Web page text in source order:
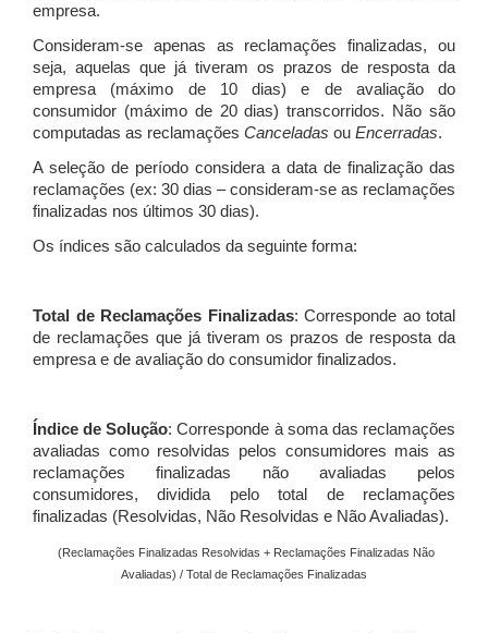
empresa.
Consideram-se apenas as reclamações finalizadas, ou
seja, aquelas que já tiveram os prazos de resposta da
empresa (máximo de 10 dias) e de avaliação do
consumidor (máximo de 20 dias) transcorridos. Não são
computadas as reclamações Canceladas ou Encerradas.
A seleção de período considera a data de finalização das
reclamações (ex: 30 dias – consideram-se as reclamações
finalizadas nos últimos 30 dias).
Os índices são calculados da seguinte forma:
Total de Reclamações Finalizadas: Corresponde ao total
de reclamações que já tiveram os prazos de resposta da
empresa e de avaliação do consumidor finalizados.
Índice de Solução: Corresponde à soma das reclamações
avaliadas como resolvidas pelos consumidores mais as
reclamações finalizadas não avaliadas pelos
consumidores, dividida pelo total de reclamações
finalizadas (Resolvidas, Não Resolvidas e Não Avaliadas).
(Reclamações Finalizadas Resolvidas + Reclamações Finalizadas Não
Avaliadas) / Total de Reclamações Finalizadas